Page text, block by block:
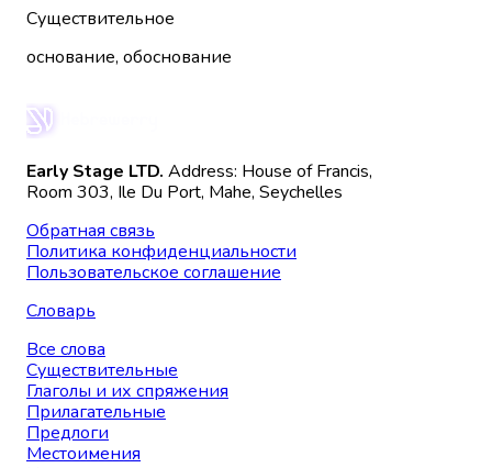
Существительное
основание, обоснование
Early Stage LTD. Address: House of Francis,
Room 303, Ile Du Port, Mahe, Seychelles
Обратная связь
Политика конфиденциальности
Пользовательское соглашение
Словарь
Все слова
Существительные
Глаголы и их спряжения
Прилагательные
Предлоги
Местоимения